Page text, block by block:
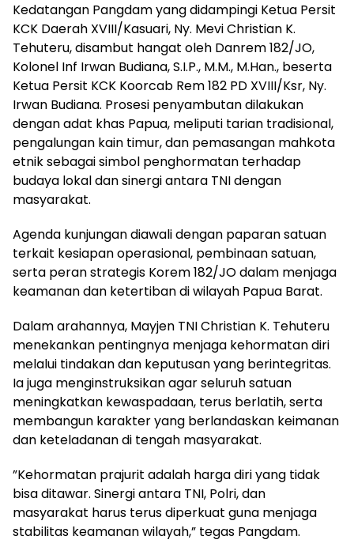
​Kedatangan Pangdam yang didampingi Ketua Persit
KCK Daerah XVIII/Kasuari, Ny. Mevi Christian K.
Tehuteru, disambut hangat oleh Danrem 182/JO,
Kolonel Inf Irwan Budiana, S.I.P., M.M., M.Han., beserta
Ketua Persit KCK Koorcab Rem 182 PD XVIII/Ksr, Ny.
Irwan Budiana. Prosesi penyambutan dilakukan
dengan adat khas Papua, meliputi tarian tradisional,
pengalungan kain timur, dan pemasangan mahkota
etnik sebagai simbol penghormatan terhadap
budaya lokal dan sinergi antara TNI dengan
masyarakat.
​Agenda kunjungan diawali dengan paparan satuan
terkait kesiapan operasional, pembinaan satuan,
serta peran strategis Korem 182/JO dalam menjaga
keamanan dan ketertiban di wilayah Papua Barat.
​Dalam arahannya, Mayjen TNI Christian K. Tehuteru
menekankan pentingnya menjaga kehormatan diri
melalui tindakan dan keputusan yang berintegritas.
Ia juga menginstruksikan agar seluruh satuan
meningkatkan kewaspadaan, terus berlatih, serta
membangun karakter yang berlandaskan keimanan
dan keteladanan di tengah masyarakat.
​”Kehormatan prajurit adalah harga diri yang tidak
bisa ditawar. Sinergi antara TNI, Polri, dan
masyarakat harus terus diperkuat guna menjaga
stabilitas keamanan wilayah,” tegas Pangdam.